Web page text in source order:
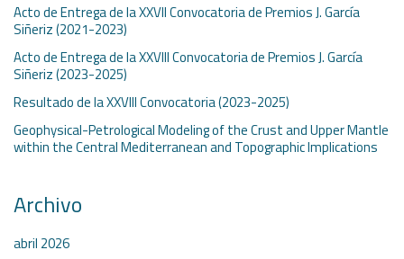
Acto de Entrega de la XXVII Convocatoria de Premios J. García
Siñeriz (2021-2023)
Acto de Entrega de la XXVIII Convocatoria de Premios J. García
Siñeriz (2023-2025)
Resultado de la XXVIII Convocatoria (2023-2025)
Geophysical-Petrological Modeling of the Crust and Upper Mantle
within the Central Mediterranean and Topographic Implications
Archivo
abril 2026